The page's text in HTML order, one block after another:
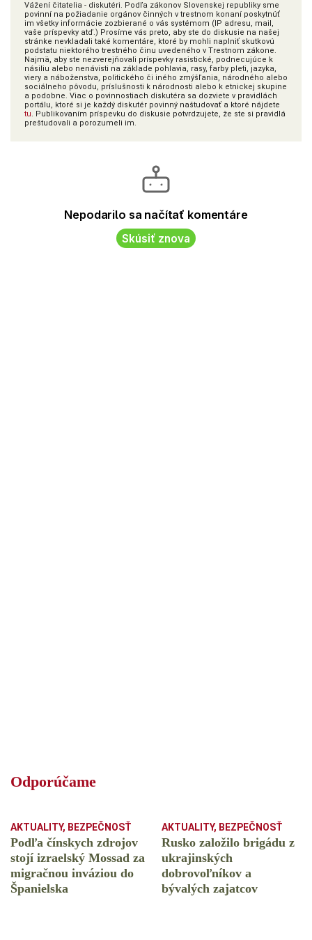
Vážení čitatelia - diskutéri. Podľa zákonov Slovenskej republiky sme
povinní na požiadanie orgánov činných v trestnom konaní poskytnúť
im všetky informácie zozbierané o vás systémom (IP adresu, mail,
vaše príspevky atď.) Prosíme vás preto, aby ste do diskusie na našej
stránke nevkladali také komentáre, ktoré by mohli naplniť skutkovú
podstatu niektorého trestného činu uvedeného v Trestnom zákone.
Najmä, aby ste nezverejňovali príspevky rasistické, podnecujúce k
násiliu alebo nenávisti na základe pohlavia, rasy, farby pleti, jazyka,
viery a náboženstva, politického či iného zmýšľania, národného alebo
sociálneho pôvodu, príslušnosti k národnosti alebo k etnickej skupine
a podobne. Viac o povinnostiach diskutéra sa dozviete v pravidlách
portálu, ktoré si je každý diskutér povinný naštudovať a ktoré nájdete
tu. Publikovaním príspevku do diskusie potvrdzujete, že ste si pravidlá
preštudovali a porozumeli im.
Odporúčame
AKTUALITY, BEZPEČNOSŤ
Podľa čínskych zdrojov
stojí izraelský Mossad za
migračnou inváziou do
Španielska
AKTUALITY, BEZPEČNOSŤ
Rusko založilo brigádu z
ukrajinských
dobrovoľníkov a
bývalých zajatcov